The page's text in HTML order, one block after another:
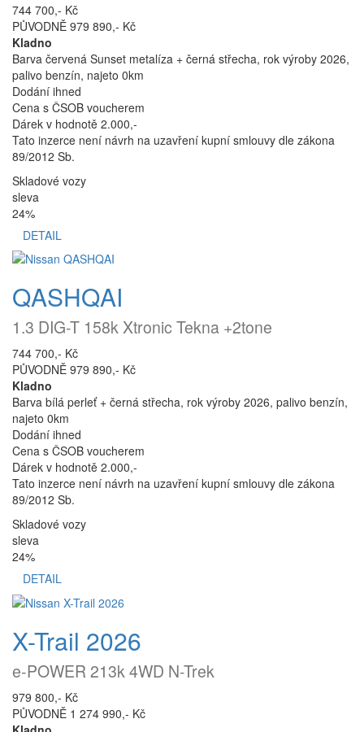
744 700,- Kč
PŮVODNĚ 979 890,- Kč
Kladno
Barva červená Sunset metalíza + černá střecha, rok výroby 2026,
palivo benzín, najeto 0km
Dodání ihned
Cena s ČSOB voucherem
Dárek v hodnotě 2.000,-
Tato inzerce není návrh na uzavření kupní smlouvy dle zákona
89/2012 Sb.
Skladové vozy
sleva
24%
DETAIL
QASHQAI
1.3 DIG-T 158k Xtronic Tekna +2tone
744 700,- Kč
PŮVODNĚ 979 890,- Kč
Kladno
Barva bílá perleť + černá střecha, rok výroby 2026, palivo benzín,
najeto 0km
Dodání ihned
Cena s ČSOB voucherem
Dárek v hodnotě 2.000,-
Tato inzerce není návrh na uzavření kupní smlouvy dle zákona
89/2012 Sb.
Skladové vozy
sleva
24%
DETAIL
X-Trail 2026
e-POWER 213k 4WD N-Trek
979 800,- Kč
PŮVODNĚ 1 274 990,- Kč